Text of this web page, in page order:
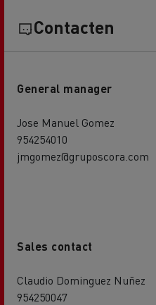
Contacten
General manager
Jose Manuel Gomez
954254010
jmgomez@gruposcora.com
Sales contact
Claudio Dominguez Nuñez
954250047